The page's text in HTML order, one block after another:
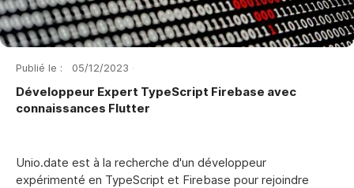
Publié le : 05/12/2023 ·
Développeur Expert TypeScript Firebase avec
connaissances Flutter
Unio.date est à la recherche d'un développeur
expérimenté en TypeScript et Firebase pour rejoindre